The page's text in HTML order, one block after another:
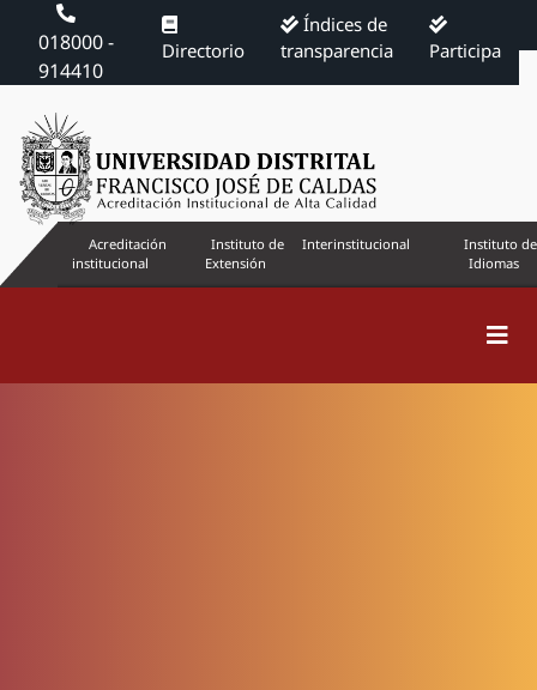
018000 -
914410
Directorio
Índices de
transparencia
Participa
Acreditación
institucional
Instituto de
Extensión
Interinstitucional
Instituto de
Idiomas